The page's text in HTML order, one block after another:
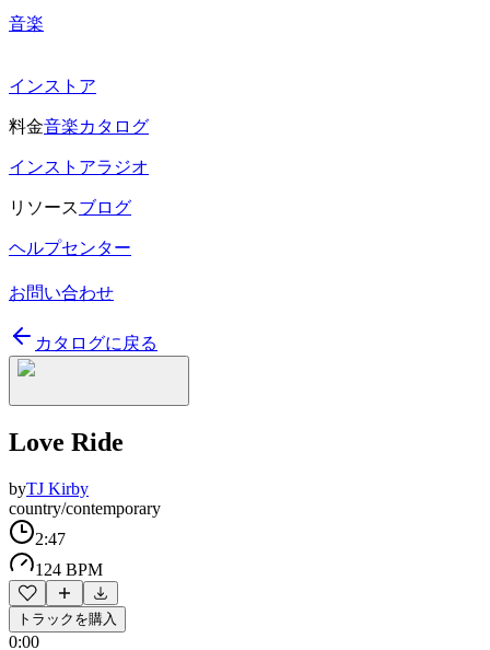
音楽
インストア
料金音楽カタログ
インストアラジオ
リソースブログ
ヘルプセンター
お問い合わせ
カタログに戻る
Love Ride
byTJ Kirby
country/contemporary
2:47
124 BPM
トラックを購入
0:00